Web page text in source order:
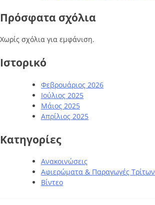
Πρόσφατα σχόλια
Χωρίς σχόλια για εμφάνιση.
Ιστορικό
Φεβρουάριος 2026
Ιούλιος 2025
Μάιος 2025
Απρίλιος 2025
Kατηγορίες
Ανακοινώσεις
Αφιερώματα & Παραγωγές Τρίτων
Βίντεο